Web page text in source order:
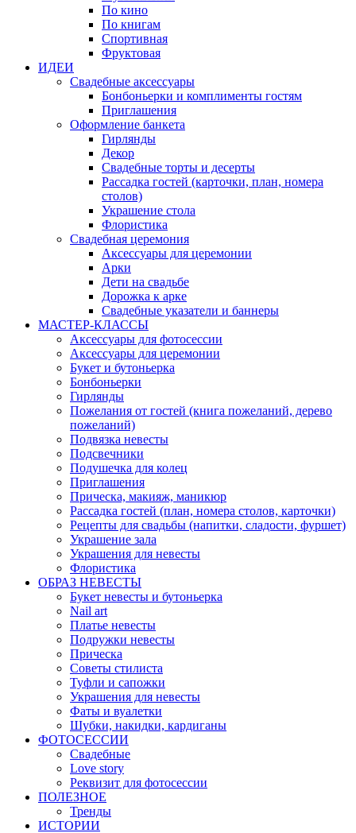
По кино
По книгам
Спортивная
Фруктовая
ИДЕИ
Свадебные аксессуары
Бонбоньерки и комплименты гостям
Приглашения
Оформление банкета
Гирлянды
Декор
Свадебные торты и десерты
Рассадка гостей (карточки, план, номера
столов)
Украшение стола
Флористика
Свадебная церемония
Аксессуары для церемонии
Арки
Дети на свадьбе
Дорожка к арке
Свадебные указатели и баннеры
МАСТЕР-КЛАССЫ
Аксессуары для фотосессии
Аксессуары для церемонии
Букет и бутоньерка
Бонбоньерки
Гирлянды
Пожелания от гостей (книга пожеланий, дерево
пожеланий)
Подвязка невесты
Подсвечники
Подушечка для колец
Приглашения
Прическа, макияж, маникюр
Рассадка гостей (план, номера столов, карточки)
Рецепты для свадьбы (напитки, сладости, фуршет)
Украшение зала
Украшения для невесты
Флористика
ОБРАЗ НЕВЕСТЫ
Букет невесты и бутоньерка
Nail art
Платье невесты
Подружки невесты
Прическа
Советы стилиста
Туфли и сапожки
Украшения для невесты
Фаты и вуалетки
Шубки, накидки, кардиганы
ФОТОСЕССИИ
Свадебные
Love story
Реквизит для фотосессии
ПОЛЕЗНОЕ
Тренды
ИСТОРИИ